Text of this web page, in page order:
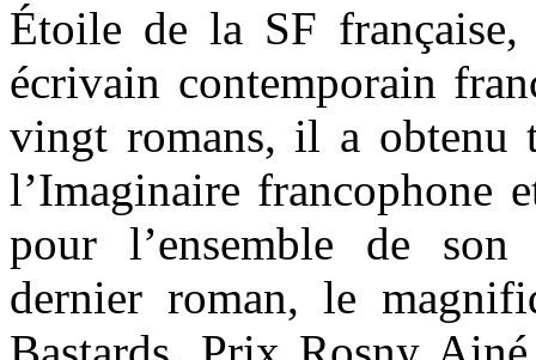
Étoile de la SF
écrivain contemporain
vingt romans, il a obtenu
l’Imaginaire francophone
pour l’ensemble de
dernier roman, le